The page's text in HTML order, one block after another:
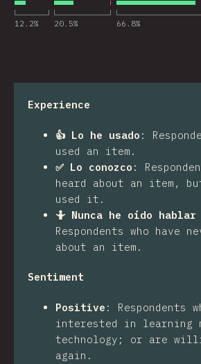
12.2% 20.5% 66.8%
Experience
👍 Lo he usado :
used an item.
✅ Lo conozco :
heard about an item,
used it.
🤷 Nunca he oído
Respondents who have
about an item.
Sentiment
Positive : Respondents
interested in learning
technology; or are
again.